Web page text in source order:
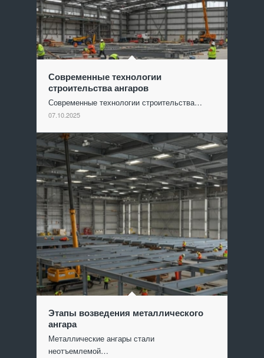
Современные технологии
строительства ангаров
Современные технологии строительства…
07.10.2025
Этапы возведения металлического
ангара
Металлические ангары стали
неотъемлемой…